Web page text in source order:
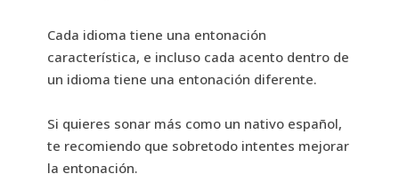
Cada idioma tiene una entonación
característica, e incluso cada acento dentro de
un idioma tiene una entonación diferente.
Si quieres sonar más como un nativo español,
te recomiendo que sobretodo intentes mejorar
la entonación.